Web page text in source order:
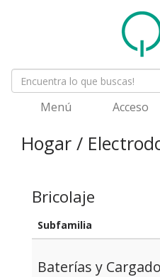
Menú Acceso
Hogar /
Bricolaje
Subfamilia
Baterías y